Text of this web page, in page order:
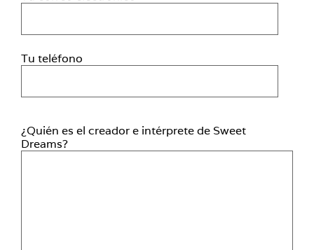
Tu teléfono
¿Quién es el creador e intérprete de Sweet
Dreams?